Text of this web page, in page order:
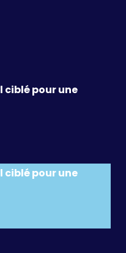
ciblé pour une
ciblé pour une